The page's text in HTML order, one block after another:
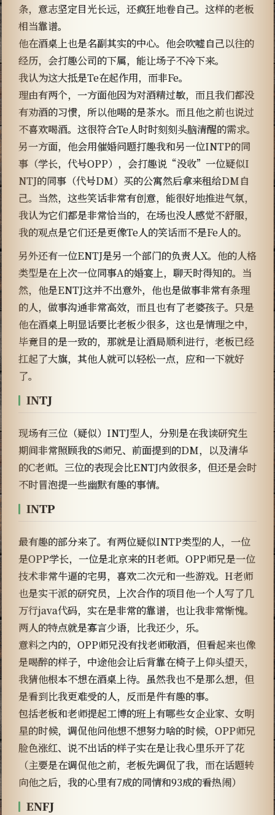
条，意志坚定目光长远，还疯狂地卷自己。这样的老板
相当靠谱。
他在酒桌上也是名副其实的中心。他会吹嘘自己以往的
经历，会打趣公司的下属，能让场子不冷下来。
我认为这大抵是Te在起作用，而非Fe。
理由有两个，一方面他因为对酒精过敏，而且我们都没
有劝酒的习惯，所以他喝的是茶水。而且他之前也说过
不喜欢喝酒。这很符合Te人时时刻刻头脑清醒的需求。
另一方面，他会用催婚问题打趣我和另一位INTP的同
事（学长，代号OPP），会打趣说“没收”一位疑似I
NTJ的同事（代号DM）买的公寓然后拿来租给DM自
己。当然，这些笑话非常有创意，能很好地推进气氛，
我认为它们都是非常恰当的，在场也没人感觉不舒服，
我的观点是它们还是更像Te人的笑话而不是Fe人的。
另外还有一位ENTJ是另一个部门的负责人X。他的人格
类型是在上次一位同事A的婚宴上，聊天时得知的。当
然，他是ENTJ这并不出意外，他也是做事非常有条理
的人，做事沟通非常高效，而且也有了老婆孩子。只是
他在酒桌上明显话要比老板少很多，这也是情理之中，
毕竟目的是一致的，那就是让酒局顺利进行，老板已经
扛起了大旗，其他人就可以轻松一点，应和一下就好
了。
INTJ
现场有三位（疑似）INTJ型人，分别是在我读研究生
期间非常照顾我的S师兄、前面提到的DM，以及清华
的C老师。三位的表现会比ENTJ内敛很多，但还是会时
不时冒泡提一些幽默有趣的事情。
INTP
最有趣的部分来了。有两位疑似INTP类型的人，一位
是OPP学长，一位是北京来的H老师。OPP师兄是一位
技术非常牛逼的宅男，喜欢二次元和一些游戏。H老师
也是实干派的研究员，上次合作的项目他一个人写了几
万行java代码，实在是非常的靠谱，也让我非常惭愧。
两人的特点就是寡言少语，比我还少，乐。
意料之内的，OPP师兄没有找老师敬酒，但看起来也像
是喝醉的样子，中途他会让后背靠在椅子上仰头望天，
我猜他根本不想在酒桌上待。虽然我也不是那么想，但
是看到比我更难受的人，反而是件有趣的事。
包括老板和老师提起工博的班上有哪些女企业家、女明
星的时候，调侃他问他想不想努力啥的时候，OPP师兄
脸色涨红、说不出话的样子实在是让我心里乐开了花
（主要是在调侃他之前，老板先调侃了我，而在话题转
向他之后，我的心里有7成的同情和93成的看热闹）
ENFJ